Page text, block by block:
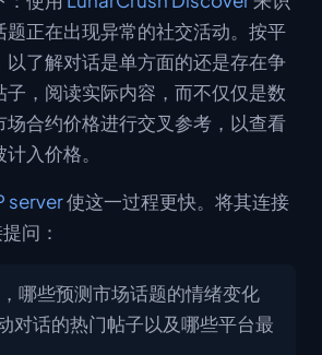
题正在出现异常的社交活动。按平
以了解对话是单方面的还是存在争
，阅读实际内容，而不仅仅是数
场合约价格进行交叉参考，以查看
入价格。
server使这一过程更快。将其连接
问：
哪些预测市场话题的情绪变化
对话的热门帖子以及哪些平台最